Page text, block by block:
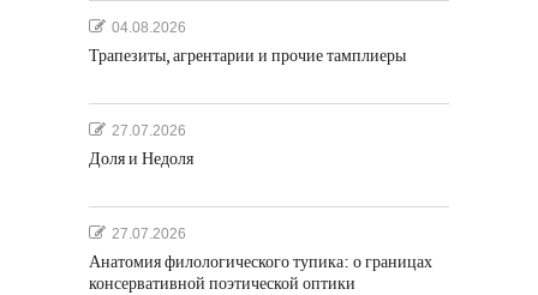
04.08.2026
Трапезиты, агрентарии и прочие тамплиеры
27.07.2026
Доля и Недоля
27.07.2026
Анатомия филологического тупика: о границах
консервативной поэтической оптики